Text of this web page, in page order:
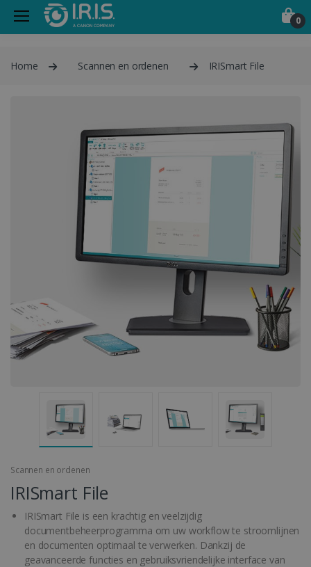
0
Home Scannen en ordenen IRISmart File
Scannen en ordenen
IRISmart File
IRISmart File is een krachtig en veelzijdig
documentbeheerprogramma om uw workflow te stroomlijnen
en documenten optimaal te verwerken. Dankzij de
geavanceerde functies en gebruiksvriendelijke interface van